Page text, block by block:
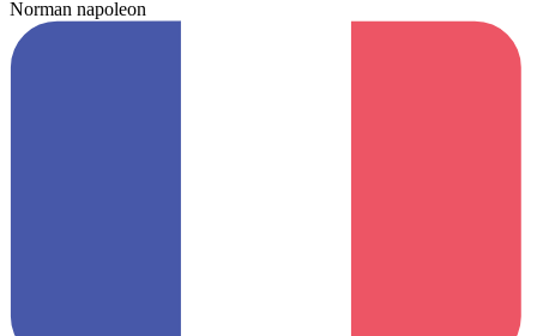
Norman napoleon